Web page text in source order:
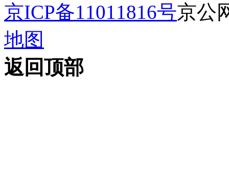
京ICP备11011816号京公
地图
返回顶部